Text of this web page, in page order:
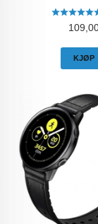
Pris
KJØP